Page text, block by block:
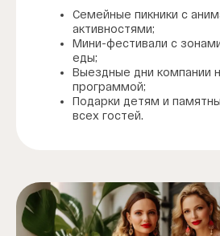
Семейные пикники с
активностями;
Мини-фестивали с
еды;
Выездные дни компании
программой;
Подарки детям и
всех гостей.